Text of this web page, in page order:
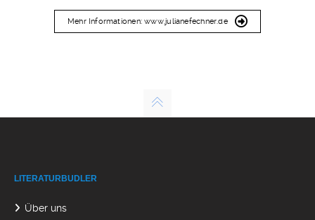
Mehr Informationen: www.julianefechner.de
LITERATURBUDLER
Über uns